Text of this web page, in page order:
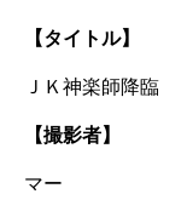
【タイトル】
ＪＫ神楽師降臨​
【撮影者】
マー